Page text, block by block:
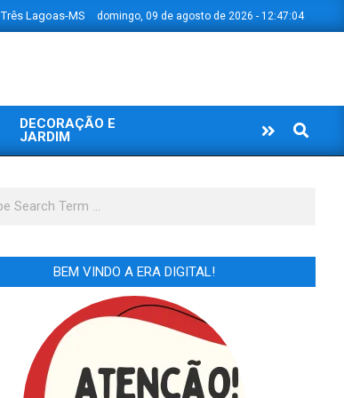
Três Lagoas-MS domingo, 09 de agosto de 2026 - 12:47:05
DECORAÇÃO E
JARDIM
Search
BEM VINDO A ERA DIGITAL!